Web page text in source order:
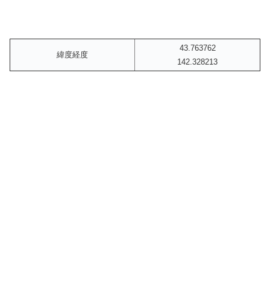
緯度経度
43.763762
142.328213